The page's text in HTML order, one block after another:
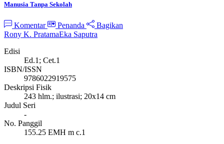
Manusia Tanpa Sekolah
Komentar Penanda
Bagikan
Rony K. PratamaEka Saputra
Edisi
Ed.1; Cet.1
ISBN/ISSN
9786022919575
Deskripsi Fisik
243 hlm.; ilustrasi; 20x14 cm
Judul Seri
-
No. Panggil
155.25 EMH m c.1